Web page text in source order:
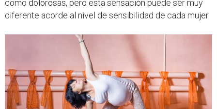
como dolorosas, pero esta sensación puede ser muy
diferente acorde al nivel de sensibilidad de cada mujer.